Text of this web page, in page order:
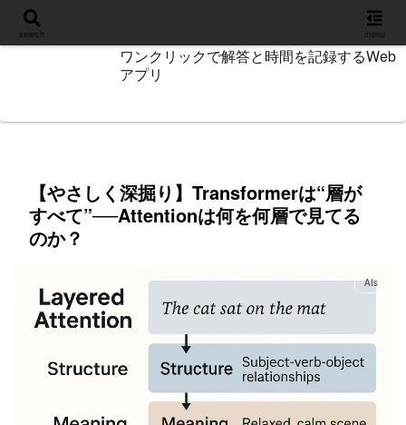
ワンクリックで解答と時間を記録するWeb
アプリ
【やさしく深掘り】Transformerは“層が
すべて”──Attentionは何を何層で見てる
のか？
AIs
search menu